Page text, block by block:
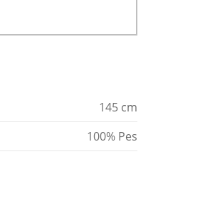
145 cm
100% Pes